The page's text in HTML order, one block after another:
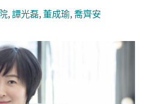
,譚光磊,董成瑜,喬齊安